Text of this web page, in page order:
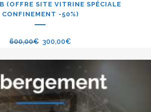
(OFFRE SITE VITRINE SPÉCIALE
CONFINEMENT -50%)
600,00€ 300,00€